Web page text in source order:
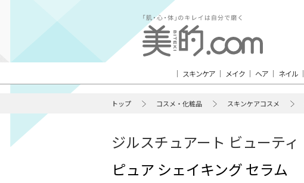
スキンケア メイク ヘア ネイル
トップ コスメ・化粧品 スキンケアコスメ
ジルスチュアート ビューティ
ピュア シェイキング セラム